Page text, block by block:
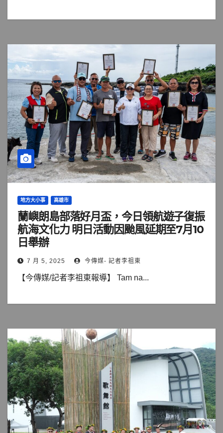
地方大小事 高雄市
蘭嶼朗島部落好月盃，今日領航遊子復振
航海文化力 明日活動因颱風延期至7月10
日舉辦
7 月 5, 2025 今傳媒- 記者李祖東
【今傳媒/記者李祖東報導】 Tam na...